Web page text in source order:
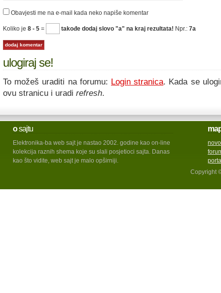
Obavjesti me na e-mail kada neko napiše komentar
Koliko je 8 - 5 = takođe dodaj slovo "a" na kraj rezultata! Npr.: 7a
ulogiraj se!
To možeš uraditi na forumu: Login stranica. Kada se
ovu stranicu i uradi refresh.
osajtu
Elektronika-ba web sajt je nastao 2002. godine kao on-line
kolekcija raznih shema koje su slali posjetioci sajta. Danas
kao što vidite, web sajt je malo opširniji.
Copyright